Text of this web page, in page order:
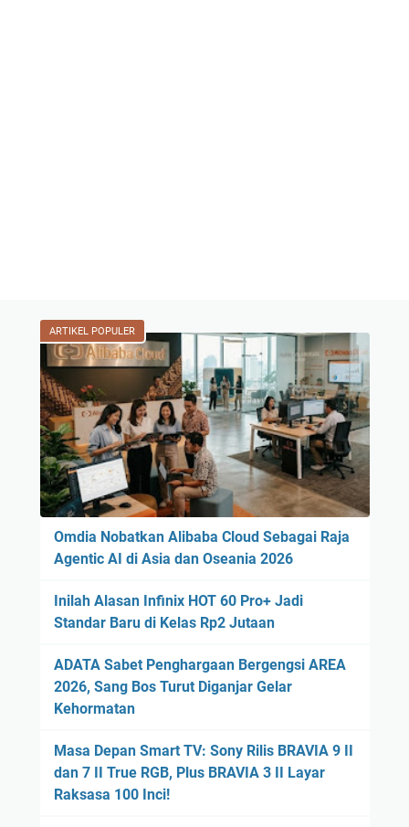
ARTIKEL POPULER
Omdia Nobatkan Alibaba Cloud Sebagai Raja
Agentic AI di Asia dan Oseania 2026
Inilah Alasan Infinix HOT 60 Pro+ Jadi
Standar Baru di Kelas Rp2 Jutaan
ADATA Sabet Penghargaan Bergengsi AREA
2026, Sang Bos Turut Diganjar Gelar
Kehormatan
Masa Depan Smart TV: Sony Rilis BRAVIA 9 II
dan 7 II True RGB, Plus BRAVIA 3 II Layar
Raksasa 100 Inci!